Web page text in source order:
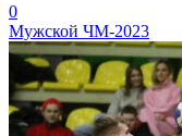
0
Мужской ЧМ-2023